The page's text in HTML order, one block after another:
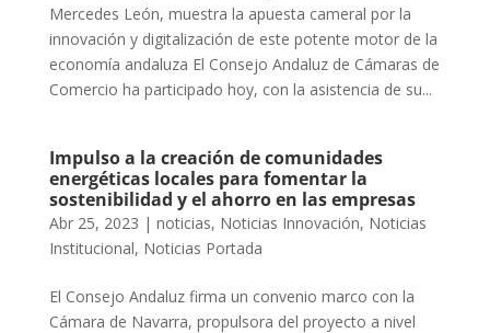
Mercedes León, muestra la apuesta cameral por la
innovación y digitalización de este potente motor de la
economía andaluza El Consejo Andaluz de Cámaras de
Comercio ha participado hoy, con la asistencia de su...
Impulso a la creación de comunidades
energéticas locales para fomentar la
sostenibilidad y el ahorro en las empresas
Abr 25, 2023 | noticias, Noticias Innovación, Noticias
Institucional, Noticias Portada
El Consejo Andaluz firma un convenio marco con la
Cámara de Navarra, propulsora del proyecto a nivel